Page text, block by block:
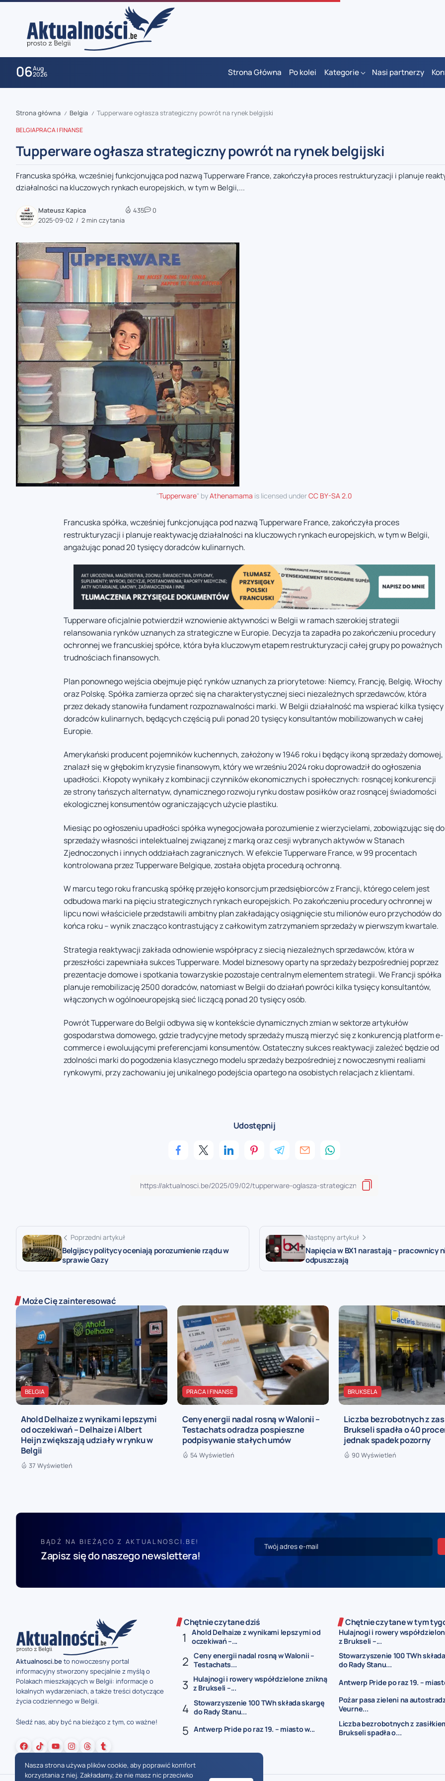
06Aug
2026 Strona Główna Po kolei Kategorie Nasi partnerzy
zaobserwuj nas
zaobserwuj nas
zaobserwuj nas
zaobserwuj nas
zaobserwuj nas
Strona główna / Belgia / Tupperware ogłasza strategiczny powrót na rynek belgijski
BELGIAPRACA I FINANSE
Tupperware ogłasza strategiczny powrót na rynek belgijski
Francuska spółka, wcześniej funkcjonująca pod nazwą Tupperware France, zakończyła proces restrukturyzacji i planuje
działalności na kluczowych rynkach europejskich, w tym w Belgii,...
Mateusz Kapica
2025-09-02
2 min czytania
435 0
"Tupperware" byAthenamama is licensed underCC BY-SA 2.0
Francuska spółka, wcześniej funkcjonująca pod nazwą Tupperware France, zakończyła proces
restrukturyzacji i planuje reaktywację działalności na kluczowych rynkach europejskich, w tym w Belgii,
angażując ponad 20 tysięcy doradców kulinarnych.
Tupperware oficjalnie potwierdził wznowienie aktywności w Belgii w ramach szerokiej strategii
relansowania rynków uznanych za strategiczne w Europie. Decyzja ta zapadła po zakończeniu procedury
ochronnej we francuskiej spółce, która była kluczowym etapem restrukturyzacji całej grupy po poważnych
trudnościach finansowych.
Plan ponownego wejścia obejmuje pięć rynków uznanych za priorytetowe: Niemcy, Francję, Belgię, Włochy
oraz Polskę. Spółka zamierza oprzeć się na charakterystycznej sieci niezależnych sprzedawców, która
przez dekady stanowiła fundament rozpoznawalności marki. W Belgii działalność ma wspierać kilka tysięcy
doradców kulinarnych, będących częścią puli ponad 20 tysięcy konsultantów mobilizowanych w całej
Europie.
Amerykański producent pojemników kuchennych, założony w 1946 roku i będący ikoną sprzedaży domowej,
znalazł się w głębokim kryzysie finansowym, który we wrześniu 2024 roku doprowadził do ogłoszenia
upadłości. Kłopoty wynikały z kombinacji czynników ekonomicznych i społecznych: rosnącej konkurencji
ze strony tańszych alternatyw, dynamicznego rozwoju rynku dostaw posiłków oraz rosnącej świadomości
ekologicznej konsumentów ograniczających użycie plastiku.
Miesiąc po ogłoszeniu upadłości spółka wynegocjowała porozumienie z wierzycielami, zobowiązując się do
sprzedaży własności intelektualnej związanej z marką oraz cesji wybranych aktywów w Stanach
Zjednoczonych i innych oddziałach zagranicznych. W efekcie Tupperware France, w 99 procentach
kontrolowana przez Tupperware Belgique, została objęta procedurą ochronną.
W marcu tego roku francuską spółkę przejęło konsorcjum przedsiębiorców z Francji, którego celem jest
odbudowa marki na pięciu strategicznych rynkach europejskich. Po zakończeniu procedury ochronnej w
lipcu nowi właściciele przedstawili ambitny plan zakładający osiągnięcie stu milionów euro przychodów do
końca roku – wynik znacząco kontrastujący z całkowitym zatrzymaniem sprzedaży w pierwszym kwartale.
Strategia reaktywacji zakłada odnowienie współpracy z siecią niezależnych sprzedawców, która w
przeszłości zapewniała sukces Tupperware. Model biznesowy oparty na sprzedaży bezpośredniej poprzez
prezentacje domowe i spotkania towarzyskie pozostaje centralnym elementem strategii. We Francji spółka
planuje remobilizację 2500 doradców, natomiast w Belgii do działań powróci kilka tysięcy konsultantów,
włączonych w ogólnoeuropejską sieć liczącą ponad 20 tysięcy osób.
Powrót Tupperware do Belgii odbywa się w kontekście dynamicznych zmian w sektorze artykułów
gospodarstwa domowego, gdzie tradycyjne metody sprzedaży muszą mierzyć się z konkurencją platform e-
commerce i ewoluującymi preferencjami konsumentów. Ostateczny sukces reaktywacji zależeć będzie od
zdolności marki do pogodzenia klasycznego modelu sprzedaży bezpośredniej z nowoczesnymi realiami
rynkowymi, przy zachowaniu jej unikalnego podejścia opartego na osobistych relacjach z klientami.
Udostępnij
Poprzedni artykuł
Belgijscy politycy oceniają porozumienie rządu w
sprawie Gazy
Następny artykuł
Napięcia w BX1 narastają – pracownicy
odpuszczają
Może Cię zainteresować
BELGIA
Ahold Delhaize z wynikami lepszymi
od oczekiwań – Delhaize i Albert
Heijn zwiększają udziały w rynku w
Belgii
37 Wyświetleń
PRACA I FINANSE
Ceny energii nadal rosną w Walonii –
Testachats odradza pospieszne
podpisywanie stałych umów
54 Wyświetleń
BRUKSELA
Liczba bezrobotnych z
Brukseli spadła o 40
jednak spadek pozorny
90 Wyświetleń
BĄDŹ NA BIEŻĄCO Z AKTUALNOSCI.BE!
Zapisz się do naszego newslettera!
Aktualnosci.beto nowoczesny portal
informacyjny stworzony specjalnie z myślą o
Polakach mieszkających w Belgii: informacje o
lokalnych wydarzeniach, a także treści dotyczące
życia codziennego w Belgii.
Śledź nas, aby być na bieżąco z tym, co ważne!
Chętnie czytane dziś
Ahold Delhaize z wynikami lepszymi od
oczekiwań –...
Ceny energii nadal rosną w Walonii –
Testachats...
Hulajnogi i rowery współdzielone znikną
z Brukseli –...
Stowarzyszenie 100 TWh składa skargę
do Rady Stanu...
Antwerp Pride po raz 19. – miasto w...
Chętnie czytane w tym
Hulajnogi i rowery
z Brukseli –...
Stowarzyszenie 100 TWh
do Rady Stanu...
Antwerp Pride po raz 19. –
Pożar pasa zieleni na
Veurne...
Liczba bezrobotnych z
Brukseli spadła o...
Nasza strona używa plików cookie, aby poprawić komfort
korzystania z niej. Zakładamy, że nie masz nic przeciwko